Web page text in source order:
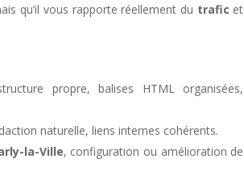
qu’il vous rapporte réellement du trafic et
propre, balises HTML organisées,
naturelle, liens internes cohérents.
la-Ville, configuration ou amélioration de